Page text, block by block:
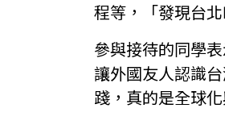
程等，「發現台
參與接待的同學
讓外國友人認識
踐，真的是全球